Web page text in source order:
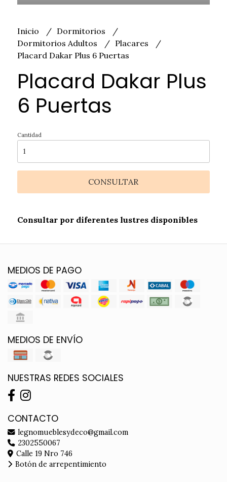
Inicio
Dormitorios
Dormitorios Adultos
Placares
Placard Dakar Plus 6 Puertas
Placard Dakar Plus
6 Puertas
Cantidad
CONSULTAR
Consultar por diferentes lustres disponibles
MEDIOS DE PAGO
MEDIOS DE ENVÍO
NUESTRAS REDES SOCIALES
CONTACTO
legnomueblesydeco@gmail.com
2302550067
Calle 19 Nro 746
Botón de arrepentimiento